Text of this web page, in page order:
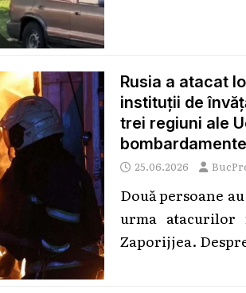
Rusia a atacat
instituții de
trei regiuni ale
25.06.2026
Două persoane
urma atacurilor
Zaporijjea.